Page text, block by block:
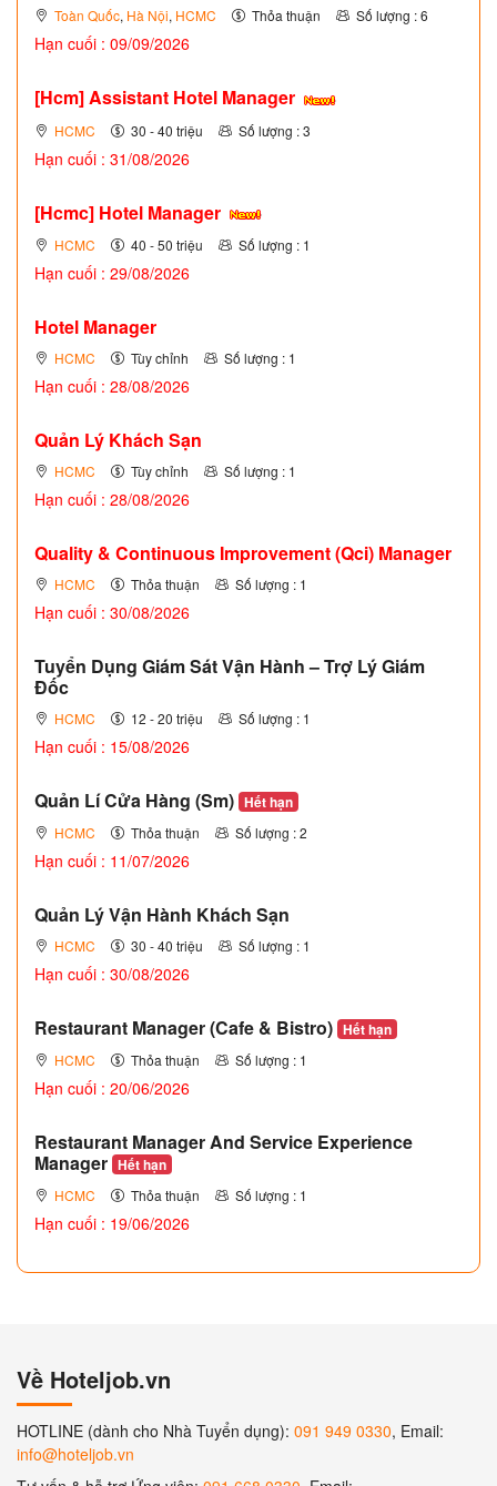
Toàn Quốc, Hà Nội, HCMC Thỏa thuận Số lượng : 6
Hạn cuối : 09/09/2026
[Hcm] Assistant Hotel Manager
HCMC 30 - 40 triệu Số lượng : 3
Hạn cuối : 31/08/2026
[Hcmc] Hotel Manager
HCMC 40 - 50 triệu Số lượng : 1
Hạn cuối : 29/08/2026
Hotel Manager
HCMC Tùy chỉnh Số lượng : 1
Hạn cuối : 28/08/2026
Quản Lý Khách Sạn
HCMC Tùy chỉnh Số lượng : 1
Hạn cuối : 28/08/2026
Quality & Continuous Improvement (Qci) Manager
HCMC Thỏa thuận Số lượng : 1
Hạn cuối : 30/08/2026
Tuyển Dụng Giám Sát Vận Hành – Trợ Lý Giám
Đốc
HCMC 12 - 20 triệu Số lượng : 1
Hạn cuối : 15/08/2026
Quản Lí Cửa Hàng (Sm) Hết hạn
HCMC Thỏa thuận Số lượng : 2
Hạn cuối : 11/07/2026
Quản Lý Vận Hành Khách Sạn
HCMC 30 - 40 triệu Số lượng : 1
Hạn cuối : 30/08/2026
Restaurant Manager (Cafe & Bistro) Hết hạn
HCMC Thỏa thuận Số lượng : 1
Hạn cuối : 20/06/2026
Restaurant Manager And Service Experience
Manager Hết hạn
HCMC Thỏa thuận Số lượng : 1
Hạn cuối : 19/06/2026
Về Hoteljob.vn
HOTLINE (dành cho Nhà Tuyển dụng): 091 949 0330, Email:
info@hoteljob.vn